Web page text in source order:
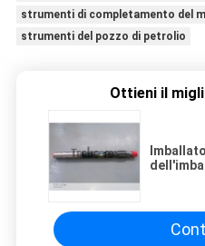
strumenti di completamento del
strumenti del pozzo di petrolio
Ottieni il